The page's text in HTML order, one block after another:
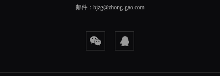
邮件：bjzg@zhong-gao.com